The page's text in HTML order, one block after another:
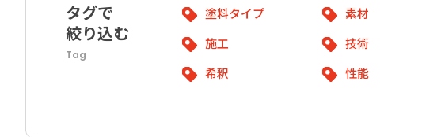
タグで
絞り込む
Tag
塗料タイプ 素材
施工 技術
希釈 性能